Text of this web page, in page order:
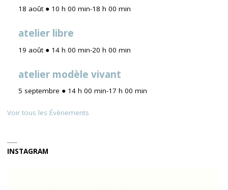
18 août ● 10 h 00 min-18 h 00 min
atelier libre
19 août ● 14 h 00 min-20 h 00 min
atelier modèle vivant
5 septembre ● 14 h 00 min-17 h 00 min
Voir tous les Évènements
INSTAGRAM